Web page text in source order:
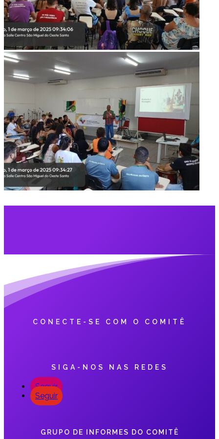
CONECTE-SE COM O COMITÊ
SIGA-NOS NAS REDES
Seguir
Seguir
GRUPO DE INFORMES DO COMITÊ